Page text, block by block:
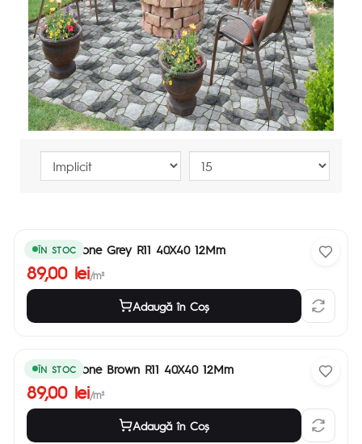
ÎN STOC
Garden Stone Grey R11 40X40 12Mm
89,00 lei/m²
Adaugă în Coş
ÎN STOC
Garden Stone Brown R11 40X40 12Mm
89,00 lei/m²
Adaugă în Coş